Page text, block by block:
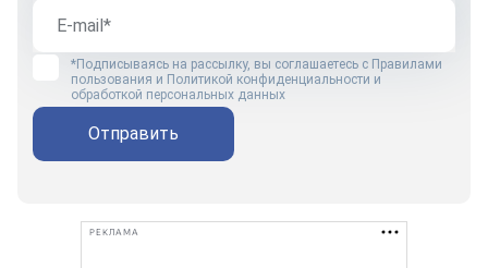
*Подписываясь на рассылку, вы соглашаетесь с Правилами
пользования и Политикой конфиденциальности и
обработкой персональных данных
Отправить
РЕКЛАМА